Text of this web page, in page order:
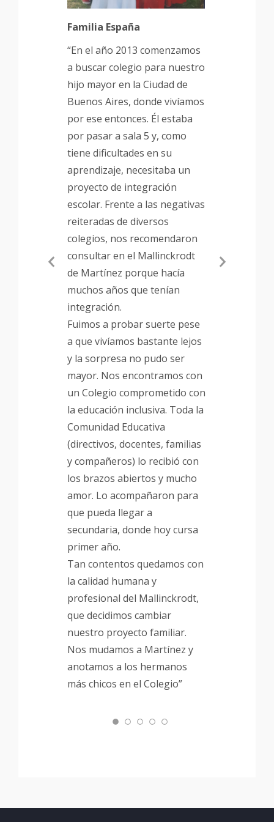
Familia España
“En el año 2013 comenzamos
a buscar colegio para nuestro
hijo mayor en la Ciudad de
Buenos Aires, donde vivíamos
por ese entonces. Él estaba
por pasar a sala 5 y, como
tiene dificultades en su
aprendizaje, necesitaba un
proyecto de integración
escolar. Frente a las negativas
reiteradas de diversos
colegios, nos recomendaron
consultar en el Mallinckrodt
de Martínez porque hacía
muchos años que tenían
integración.
Fuimos a probar suerte pese
a que vivíamos bastante lejos
y la sorpresa no pudo ser
mayor. Nos encontramos con
un Colegio comprometido con
la educación inclusiva. Toda la
Comunidad Educativa
(directivos, docentes, familias
y compañeros) lo recibió con
los brazos abiertos y mucho
amor. Lo acompañaron para
que pueda llegar a
secundaria, donde hoy cursa
primer año.
Tan contentos quedamos con
la calidad humana y
profesional del Mallinckrodt,
que decidimos cambiar
nuestro proyecto familiar.
Nos mudamos a Martínez y
anotamos a los hermanos
más chicos en el Colegio”
Previous
Slide